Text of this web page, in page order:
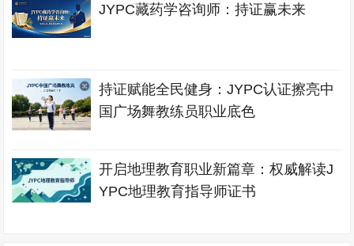
JYPC藏药学咨询师：持证赢未来
持证赋能全民健身：JYPC认证擦亮中
国广场舞教练员职业底色
开启地理教育职业新篇章：权威解读J
YPC地理教育指导师证书